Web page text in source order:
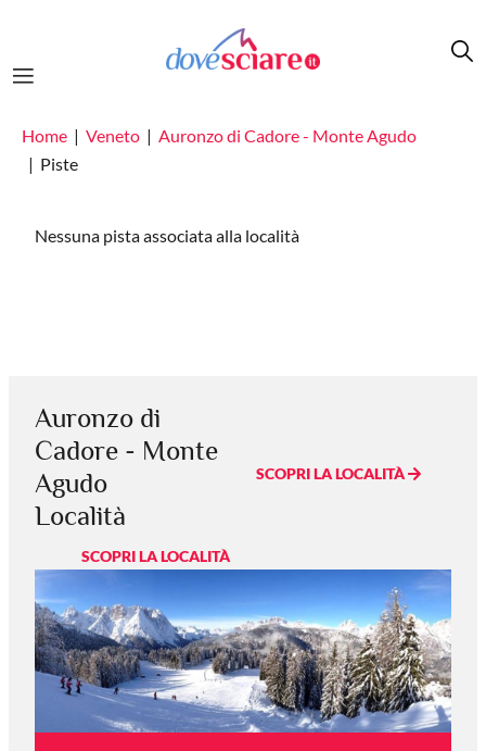
Home Veneto
Auronzo di Cadore - Monte Agudo
Piste
Nessuna pista associata alla località
Auronzo di
Cadore - Monte
Agudo
Località
SCOPRI LA LOCALITÀ
SCOPRI LA LOCALITÀ